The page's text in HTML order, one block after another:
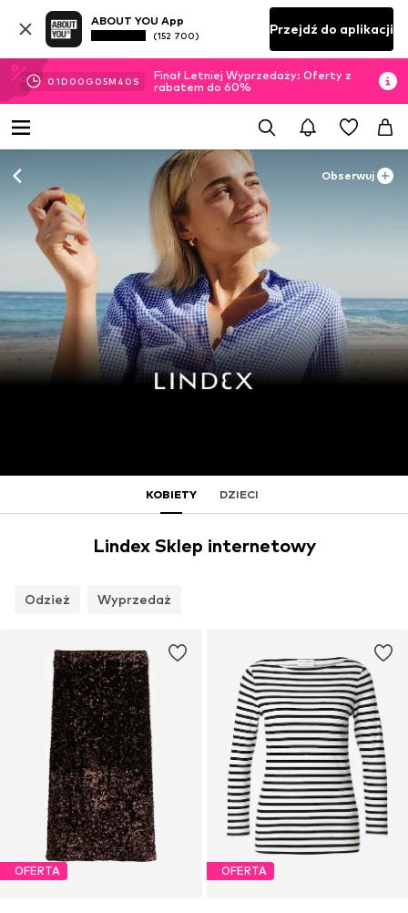
ABOUT YOU App
(152 700) Przejdź do aplikacji
01D 00 G 05M 39 S
Finał Letniej Wyprzedaży: Oferty z
rabatem do 60%
Obserwuj
KOBIETY DZIECI
Lindex Sklep internetowy
Odzież Wyprzedaż
OFERTA OFERTA